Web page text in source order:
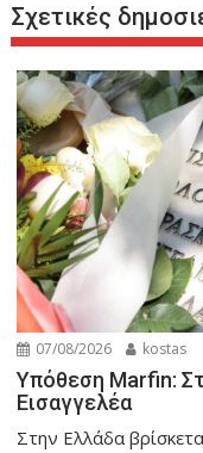
Σχετικές
07/08/2026 kostas
Υπόθεση Marfin:
Εισαγγελέα
Στην Ελλάδα